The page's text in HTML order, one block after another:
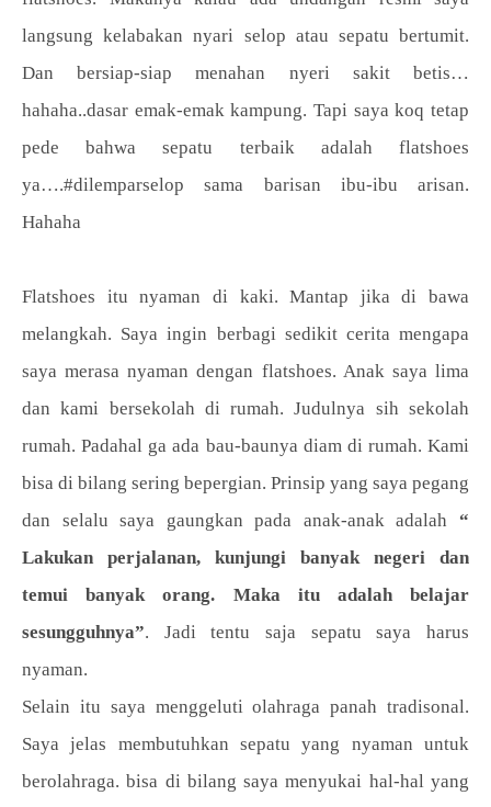
langsung kelabakan nyari selop atau sepatu bertumit.
Dan bersiap-siap menahan nyeri sakit betis…
hahaha..dasar emak-emak kampung. Tapi saya koq tetap
pede bahwa sepatu terbaik adalah flatshoes
ya….#dilemparselop sama barisan ibu-ibu arisan.
Hahaha
Flatshoes itu nyaman di kaki. Mantap jika di bawa
melangkah. Saya ingin berbagi sedikit cerita mengapa
saya merasa nyaman dengan flatshoes. Anak saya lima
dan kami bersekolah di rumah. Judulnya sih sekolah
rumah. Padahal ga ada bau-baunya diam di rumah. Kami
bisa di bilang sering bepergian. Prinsip yang saya pegang
dan selalu saya gaungkan pada anak-anak adalah “
Lakukan perjalanan, kunjungi banyak negeri dan
temui banyak orang. Maka itu adalah belajar
sesungguhnya”. Jadi tentu saja sepatu saya harus
nyaman.
Selain itu saya menggeluti olahraga panah tradisonal.
Saya jelas membutuhkan sepatu yang nyaman untuk
berolahraga. bisa di bilang saya menyukai hal-hal yang